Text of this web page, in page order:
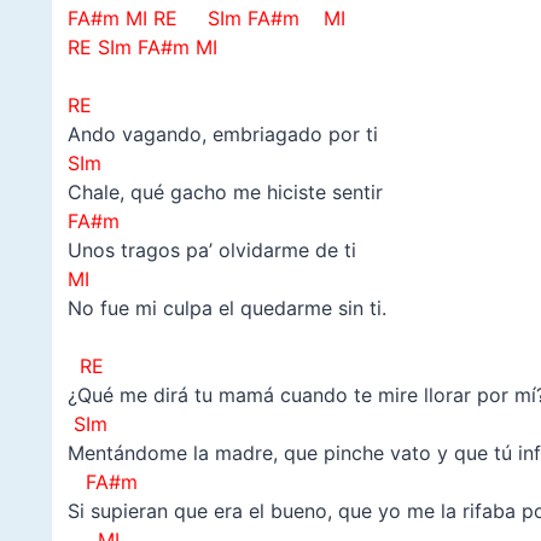
FA#m MI RE SIm FA#m MI
RE SIm FA#m MI
RE
Ando vagando, embriagado por ti
SIm
Chale, qué gacho me hiciste sentir
FA#m
Unos tragos pa’ olvidarme de ti
MI
No fue mi culpa el quedarme sin ti.
RE
¿Qué me dirá tu mamá cuando te mire llorar por
SIm
Mentándome la madre, que pinche vato y que tú
FA#m
Si supieran que era el bueno, que yo me la rifaba